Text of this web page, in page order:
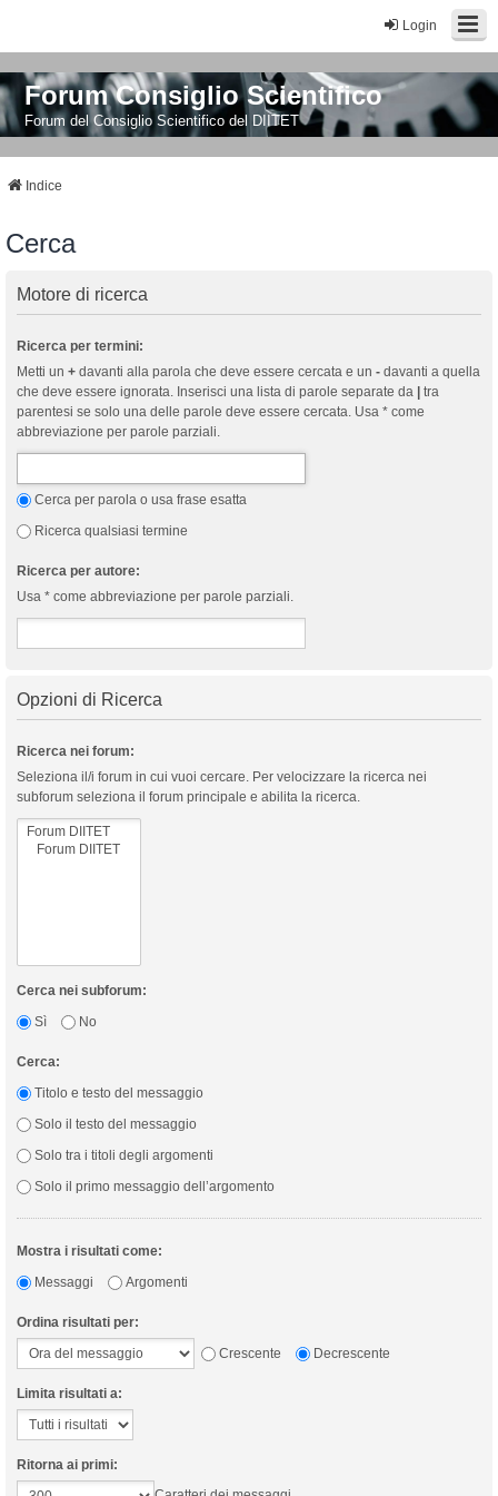
Login
Forum Consiglio Scientifico
Forum del Consiglio Scientifico del DIITET
Indice
Cerca
Motore di ricerca
Ricerca per termini:
Metti un + davanti alla parola che deve essere cercata e un - davanti a quella
che deve essere ignorata. Inserisci una lista di parole separate da
tra
parentesi se solo una delle parole deve essere cercata. Usa * come
abbreviazione per parole parziali.
Cerca per parola o usa frase esatta
Ricerca qualsiasi termine
Ricerca per autore:
Usa * come abbreviazione per parole parziali.
Opzioni di Ricerca
Ricerca nei forum:
Seleziona il/i forum in cui vuoi cercare. Per velocizzare la ricerca nei
subforum seleziona il forum principale e abilita la ricerca.
Cerca nei subforum:
Sì
No
Cerca:
Titolo e testo del messaggio
Solo il testo del messaggio
Solo tra i titoli degli argomenti
Solo il primo messaggio dell’argomento
Mostra i risultati come:
Messaggi
Argomenti
Ordina risultati per:
Crescente
Decrescente
Limita risultati a:
Ritorna ai primi: